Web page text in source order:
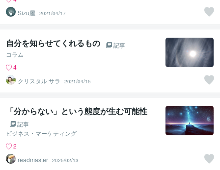
Sizu屋
2021/04/17
自分を知らせてくれるもの
記事
コラム
4
クリスタル サラ
2021/04/15
「分からない」という態度が生む可能性
記事
ビジネス・マーケティング
2
readmaster 2025/02/13